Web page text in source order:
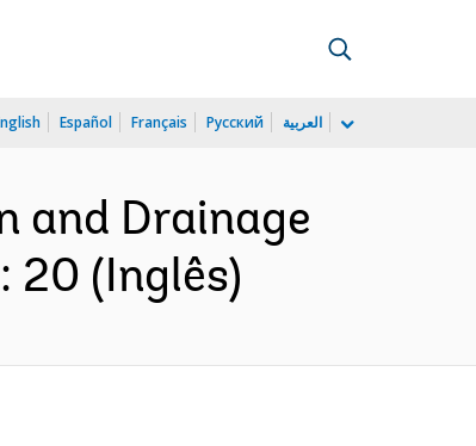
Español Français Русский العربية
and Drainage
20 (Inglês)